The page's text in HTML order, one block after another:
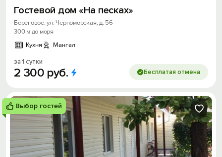
Гостевой дом «На песках»
Береговое, ул. Черноморская, д. 56
300 м до моря
Кухня
Мангал
за 1 сутки
2 300 руб. Бесплатая отмена
Выбор гостей